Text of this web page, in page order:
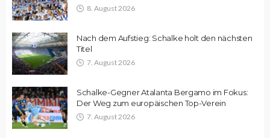
8. August 2026
Nach dem Aufstieg: Schalke holt den nächsten
Titel
7. August 2026
Schalke-Gegner Atalanta Bergamo im Fokus:
Der Weg zum europäischen Top-Verein
7. August 2026